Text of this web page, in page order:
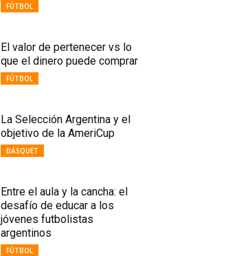
FÚTBOL
El valor de pertenecer vs lo
que el dinero puede comprar
FÚTBOL
La Selección Argentina y el
objetivo de la AmeriCup
BÁSQUET
Entre el aula y la cancha: el
desafío de educar a los
jóvenes futbolistas
argentinos
FÚTBOL